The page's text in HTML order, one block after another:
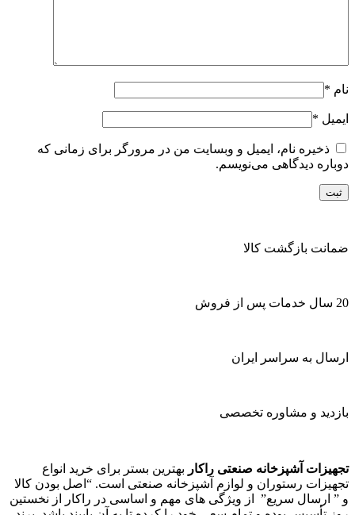
نام *
ایمیل *
ذخیره نام، ایمیل و وبسایت من در مرورگر برای زمانی که
دوباره دیدگاهی می‌نویسم.
ضمانت بازگشت کالا
20 سال خدمات پس از فروش
ارسال به سراسر ایران
بازدید و مشاوره تخصصی
تجهیزات آشپزخانه صنعتی راکار بهترین بستر برای خرید انواع
تجهیزات رستوران و لوازم آشپزخانه صنعتی است. “اصل بودن کالا
و ” ارسال سریع” از ویژگی های مهم و اساسی در راکار از نخستین